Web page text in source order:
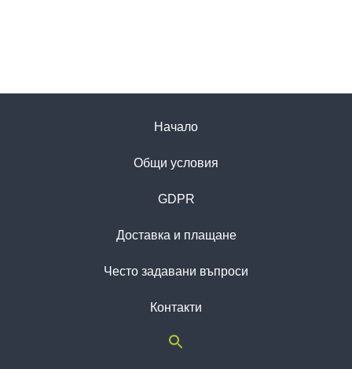
Начало
Общи условия
GDPR
Доставка и плащане
Често задавани въпроси
Контакти